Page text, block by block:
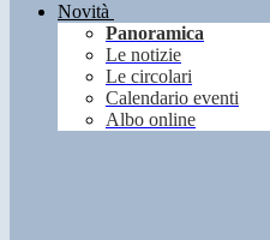
Novità
Panoramica
Le notizie
Le circolari
Calendario eventi
Albo online